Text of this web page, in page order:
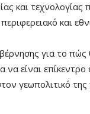
και τεχνολογίας
και
για το πώς
να είναι
γεωπολιτικό της